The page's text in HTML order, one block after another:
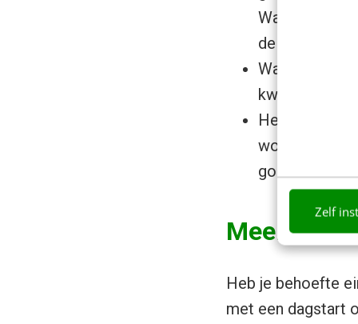
Zelf
Waren de
de juiste?
Wat is
kwam op het
Het kan
woorden de
goede raad
Meer data
Heb je behoefte
met een dagstart